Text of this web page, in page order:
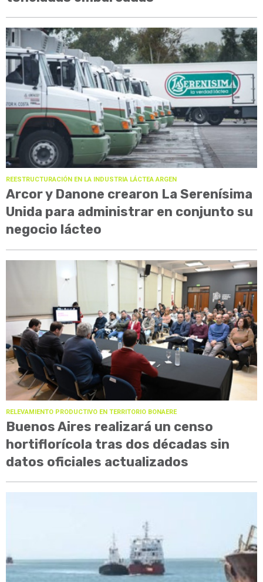
REESTRUCTURACIÓN EN LA INDUSTRIA LÁCTEA ARGEN
Arcor y Danone crearon La Serenísima
Unida para administrar en conjunto su
negocio lácteo
RELEVAMIENTO PRODUCTIVO EN TERRITORIO BONAERE
Buenos Aires realizará un censo
hortiflorícola tras dos décadas sin
datos oficiales actualizados